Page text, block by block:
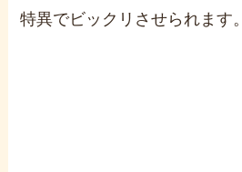
特異でビックリさせられます。